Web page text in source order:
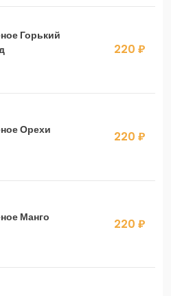
Горький
220 ₽
Орехи
220 ₽
Манго
220 ₽